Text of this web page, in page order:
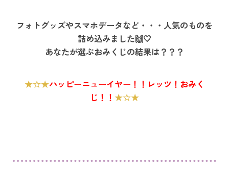
フォトグッズやスマホデータなど・・・人気のものを
詰め込みました🙌🤍
あなたが選ぶおみくじの結果は？？？
★☆★ハッピーニューイヤー！！レッツ！おみく
じ！！ ★☆★